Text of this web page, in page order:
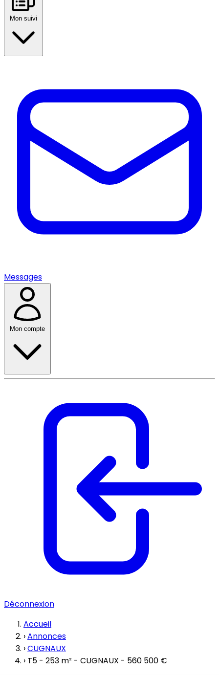
Mon suivi
Messages
Mon compte
Déconnexion
Accueil
›Annonces
›CUGNAUX
› T5 - 253 m² - CUGNAUX - 560 500 €